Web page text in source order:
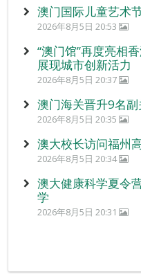
澳门国际儿童艺术
2026年8月5日 20:53
“澳门馆”再度亮相
展现城市创新活力
2026年8月5日 20:37
澳门海关晋升9名
2026年8月5日 20:35
澳大校长访问福州
2026年8月5日 20:34
澳大健康科学夏令
学
2026年8月5日 20:31